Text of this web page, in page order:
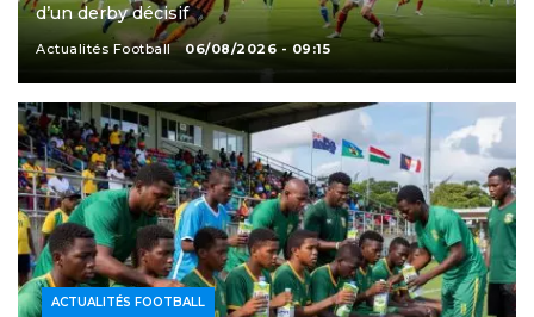
d’un derby décisif
Actualités Football 06/08/2026 - 09:15
ACTUALITÉS FOOTBALL